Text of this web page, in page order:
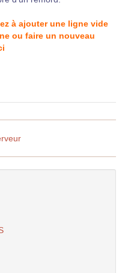
à ajouter une ligne vide
ou faire un nouveau